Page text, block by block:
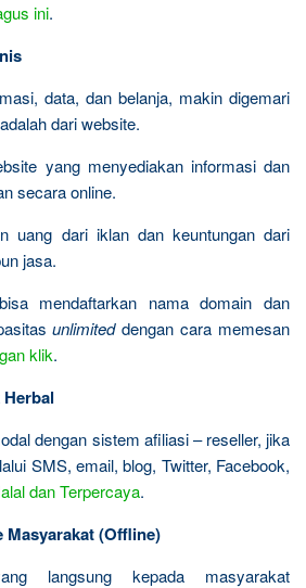
ini.
data, dan belanja, makin digemari
dari website.
yang menyediakan informasi dan
secara online.
uang dari iklan dan keuntungan dari
jasa.
mendaftarkan nama domain dan
unlimiteddengan cara memesan
klik.
dengan sistem afiliasi – reseller, jika
SMS, email, blog, Twitter, Facebook,
dan Terpercaya.
Masyarakat (Offline)
langsung kepada masyarakat